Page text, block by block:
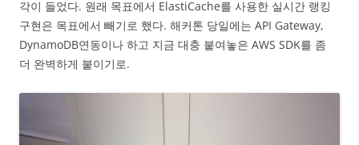
각이 들었다. 원래 목표에서 ElastiCache를 사용한 실시간 랭킹
구현은 목표에서 빼기로 했다. 해커톤 당일에는 API Gateway,
DynamoDB연동이나 하고 지금 대충 붙여놓은 AWS SDK를 좀
더 완벽하게 붙이기로.